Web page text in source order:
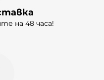
на 48 часа!